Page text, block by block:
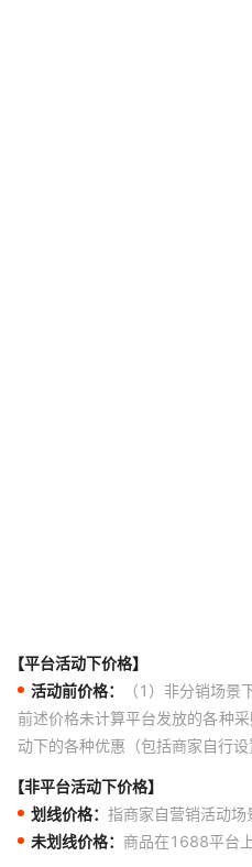
【平台活动下价格】
活动前价格：
（1）非分销场
前述价格未计算平台发放的各种
动下的各种优惠（包括商家自行
【非平台活动下价格】
划线价格： 指商家自营销活动
未划线价格： 商品在1688平台